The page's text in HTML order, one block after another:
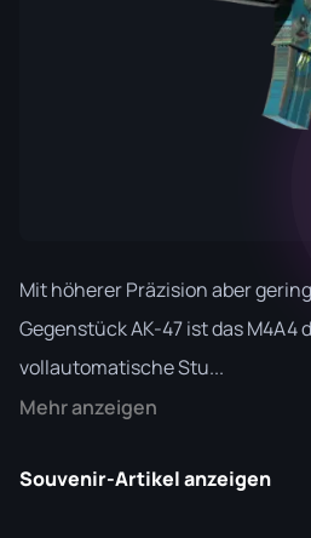
Mit höherer Präzision aber
Gegenstück AK-47 ist das M4A4
vollautomatische Stu...
Mehr anzeigen
Souvenir-Artikel anzeigen